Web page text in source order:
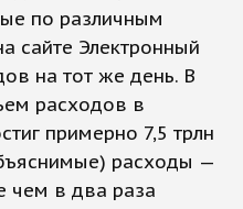
по различным
сайте Электронный
на тот же день. В
расходов в
примерно 7,5 трлн
расходы —
чем в два раза